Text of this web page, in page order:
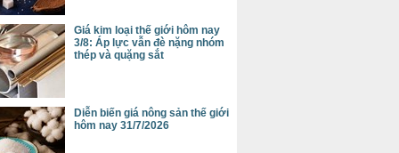
Giá kim loại thế giới hôm nay
3/8: Áp lực vẫn đè nặng nhóm
thép và quặng sắt
Diễn biến giá nông sản thế giới
hôm nay 31/7/2026